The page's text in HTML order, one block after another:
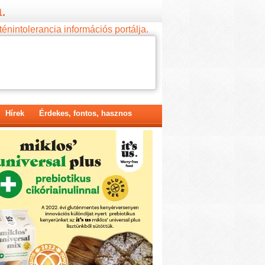
információs portálja.
Hírek Érdekes, fontos, hasznos